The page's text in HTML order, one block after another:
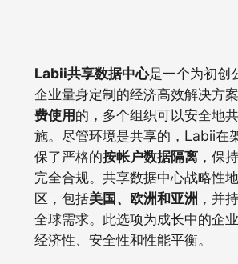
Labii共享数据中心是一个为初创
企业量身定制的经济高效解决方
费使用的，多个组织可以安全地
施。尽管环境是共享的，Labii在
保了严格的按帐户数据隔离 ，保
完全合规。共享数据中心战略性
区，包括美国、欧洲和亚洲 ，并
全球需求。此选项为成长中的企
经济性、安全性和性能平衡。